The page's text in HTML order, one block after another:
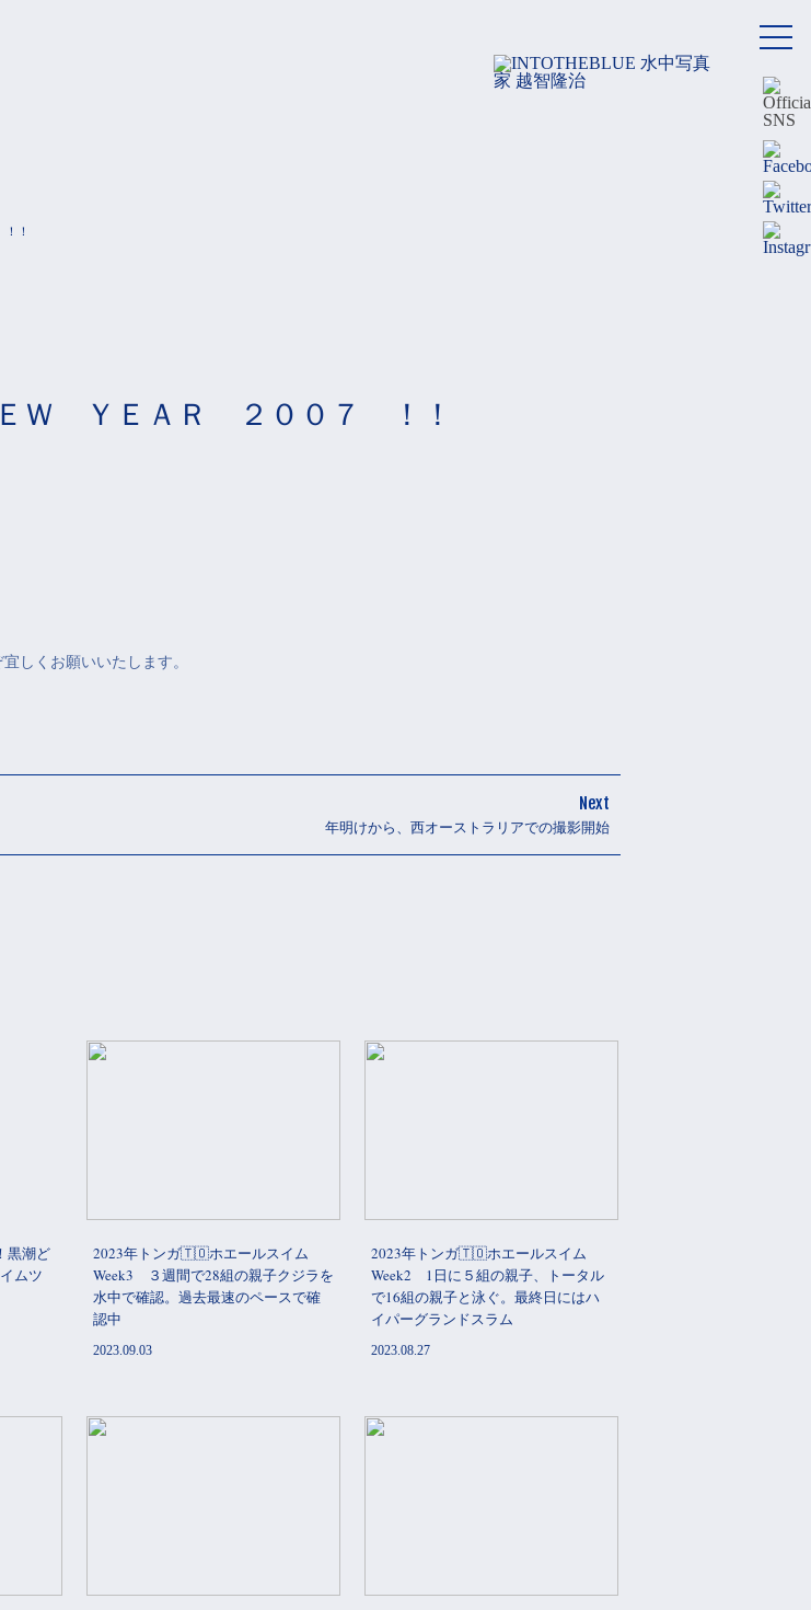
メ
ュ
ー
！
Ｗ ＹＥＡＲ ２００７ ！！
しくお願いいたします。
Next
年明けから、西オーストラリアでの撮影開始
黒潮ど
ムツ
2023年トンガ🇹🇴ホエールスイム
Week3 ３週間で28組の親子クジラを
水中で確認。過去最速のペースで確
認中
2023.09.03
2023年トンガ🇹🇴ホエールスイム
Week2 1日に５組の親子、トータル
で16組の親子と泳ぐ。最終日にはハ
イパーグランドスラム
2023.08.27